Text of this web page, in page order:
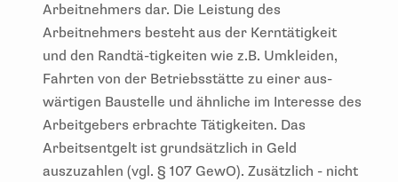
Arbeitnehmers dar. Die Leistung des
Arbeitnehmers besteht aus der Kerntätigkeit
und den Randtä-tigkeiten wie z.B. Umkleiden,
Fahrten von der Betriebsstätte zu einer aus-
wärtigen Baustelle und ähnliche im Interesse des
Arbeitgebers erbrachte Tätigkeiten. Das
Arbeitsentgelt ist grundsätzlich in Geld
auszuzahlen (vgl. § 107 GewO). Zusätzlich - nicht